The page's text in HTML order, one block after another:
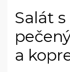
Salát
a